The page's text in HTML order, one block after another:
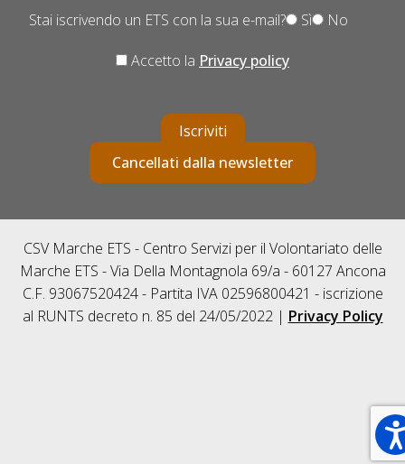
Stai iscrivendo un ETS con la sua e-mail? Sì No
Accetto la Privacy policy
Iscriviti
Cancellati dalla newsletter
CSV Marche ETS - Centro Servizi per il Volontariato delle
Marche ETS - Via Della Montagnola 69/a - 60127 Ancona
C.F. 93067520424 - Partita IVA 02596800421 - iscrizione
al RUNTS decreto n. 85 del 24/05/2022 | Privacy Policy